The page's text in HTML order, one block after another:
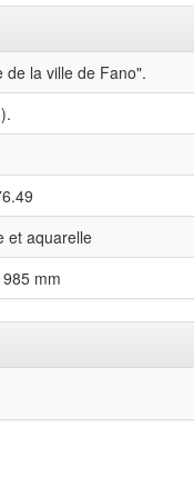
de la ville de Fano".
et aquarelle
mm